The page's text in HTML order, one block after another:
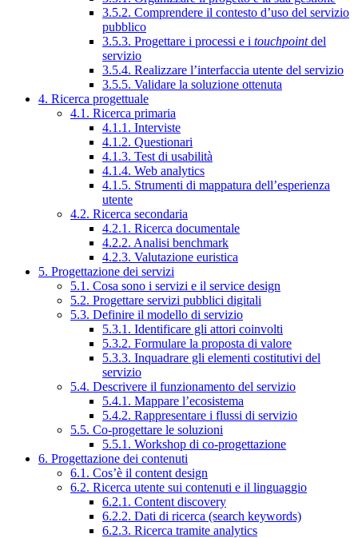
3.5.2. Comprendere il contesto d’uso del servizio
pubblico
3.5.3. Progettare i processi e i touchpointdel
servizio
3.5.4. Realizzare l’interfaccia utente del servizio
3.5.5. Validare la soluzione ottenuta
4. Ricerca progettuale
4.1. Ricerca primaria
4.1.1. Interviste
4.1.2. Questionari
4.1.3. Test di usabilità
4.1.4. Web analytics
4.1.5. Strumenti di mappatura dell’esperienza
utente
4.2. Ricerca secondaria
4.2.1. Ricerca documentale
4.2.2. Analisi benchmark
4.2.3. Valutazione euristica
5. Progettazione dei servizi
5.1. Cosa sono i servizi e il service design
5.2. Progettare servizi pubblici digitali
5.3. Definire il modello di servizio
5.3.1. Identificare gli attori coinvolti
5.3.2. Formulare la proposta di valore
5.3.3. Inquadrare gli elementi costitutivi del
servizio
5.4. Descrivere il funzionamento del servizio
5.4.1. Mappare l’ecosistema
5.4.2. Rappresentare i flussi di servizio
5.5. Co-progettare le soluzioni
5.5.1. Workshop di co-progettazione
6. Progettazione dei contenuti
6.1. Cos’è il content design
6.2. Ricerca utente sui contenuti e il linguaggio
6.2.1. Content discovery
6.2.2. Dati di ricerca (search keywords)
6.2.3. Ricerca tramite analytics